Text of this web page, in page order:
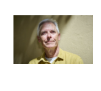
Billede